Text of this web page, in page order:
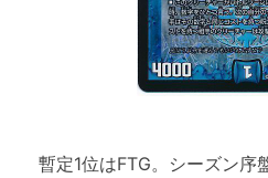
暫定1位はFTG。シーズン序